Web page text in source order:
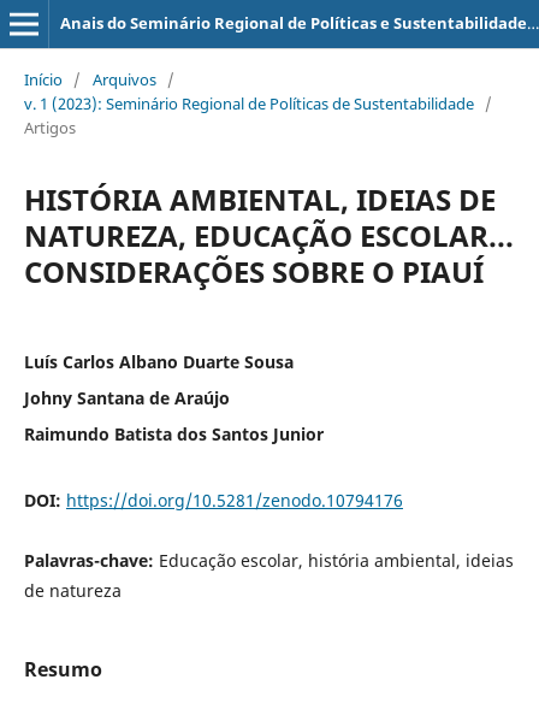
Anais do Seminário Regional de Políticas e Sustentabilidade (SERPS)
Início / Arquivos /
v. 1 (2023): Seminário Regional de Políticas de Sustentabilidade /
Artigos
HISTÓRIA AMBIENTAL, IDEIAS DE
NATUREZA, EDUCAÇÃO ESCOLAR...
CONSIDERAÇÕES SOBRE O PIAUÍ
Luís Carlos Albano Duarte Sousa
Johny Santana de Araújo
Raimundo Batista dos Santos Junior
DOI: https://doi.org/10.5281/zenodo.10794176
Palavras-chave: Educação escolar, história ambiental, ideias
de natureza
Resumo